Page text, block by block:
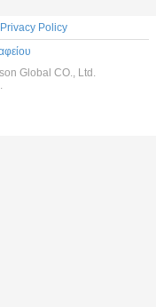
Privacy Policy
Global CO., Ltd.